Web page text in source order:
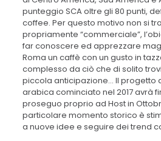
punteggio SCA oltre gli 80 punti,
coffee. Per questo motivo non si
propriamente “commerciale”,
far conoscere ed apprezzare
Roma un caffè con un gusto in
complesso da ciò che di solito
piccola anticipazione… Il progetto
arabica cominciato nel 2017 avrà
proseguo proprio ad Host in
particolare momento storico è
a nuove idee e seguire dei trend